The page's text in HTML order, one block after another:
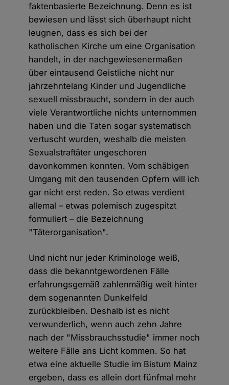
faktenbasierte Bezeichnung. Denn es ist
bewiesen und lässt sich überhaupt nicht
leugnen, dass es sich bei der
katholischen Kirche um eine Organisation
handelt, in der nachgewiesenermaßen
über eintausend Geistliche nicht nur
jahrzehntelang Kinder und Jugendliche
sexuell missbraucht, sondern in der auch
viele Verantwortliche nichts unternommen
haben und die Taten sogar systematisch
vertuscht wurden, weshalb die meisten
Sexualstraftäter ungeschoren
davonkommen konnten. Vom schäbigen
Umgang mit den tausenden Opfern will ich
gar nicht erst reden. So etwas verdient
allemal – etwas polemisch zugespitzt
formuliert – die Bezeichnung
"Täterorganisation".
Und nicht nur jeder Kriminologe weiß,
dass die bekanntgewordenen Fälle
erfahrungsgemäß zahlenmäßig weit hinter
dem sogenannten Dunkelfeld
zurückbleiben. Deshalb ist es nicht
verwunderlich, wenn auch zehn Jahre
nach der "Missbrauchsstudie" immer noch
weitere Fälle ans Licht kommen. So hat
etwa eine aktuelle Studie im Bistum Mainz
ergeben, dass es allein dort fünfmal mehr